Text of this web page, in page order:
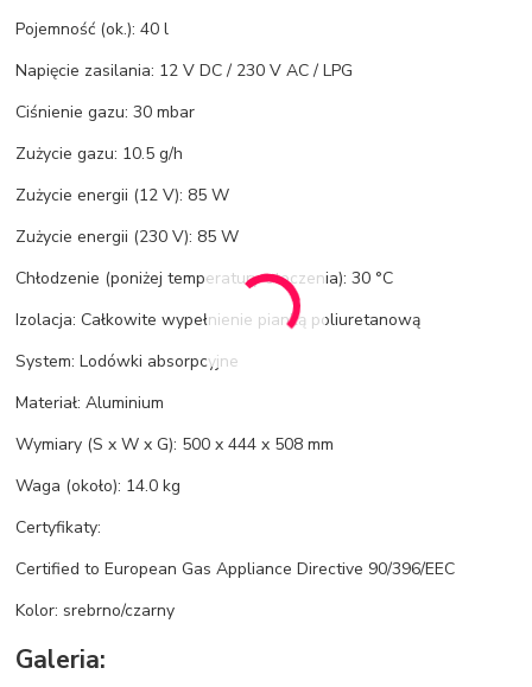
Pojemność (ok.): 40 l
Napięcie zasilania: 12 V DC / 230 V AC / LPG
Ciśnienie gazu: 30 mbar
Zużycie gazu: 10.5 g/h
Zużycie energii (12 V): 85 W
Zużycie energii (230 V): 85 W
Chłodzenie (poniżej temperatury otoczenia): 30 °C
Izolacja: Całkowite wypełnienie pianką poliuretanową
System: Lodówki absorpcyjne
Materiał: Aluminium
Wymiary (S x W x G): 500 x 444 x 508 mm
Waga (około): 14.0 kg
Certyfikaty:
Certified to European Gas Appliance Directive 90/396/EEC
Kolor: srebrno/czarny
Galeria: